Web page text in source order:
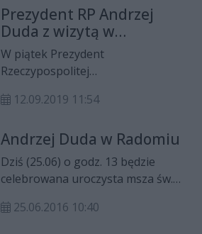
prezydent RP Andrzej Duda.
Prezydent RP Andrzej
Duda z wizytą w
Białobrzegach
W piątek Prezydent
Rzeczypospolitej
regionu radomskiego, a konkretnie
12.09.2019 11:54
Andrzej Duda w Radomiu
Dziś (25.06) o godz. 13 będzie
celebrowana uroczysta msza św.
pomnik Radomskiego Czerwca na
25.06.2016 10:40